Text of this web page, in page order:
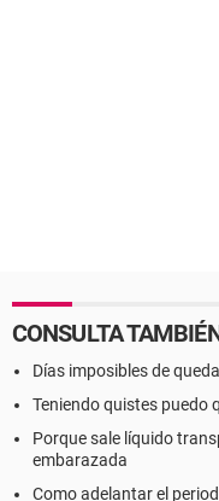
CONSULTA
Días imposibles de
Teniendo quistes puedo
Porque sale líquido
embarazada
Como adelantar el